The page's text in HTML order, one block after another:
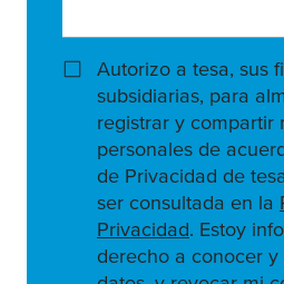
Autorizo a tesa, sus
subsidiarias, para
registrar y compartir
personales de
de Privacidad de
ser consultada en la
Privacidad. Estoy
derecho a conocer